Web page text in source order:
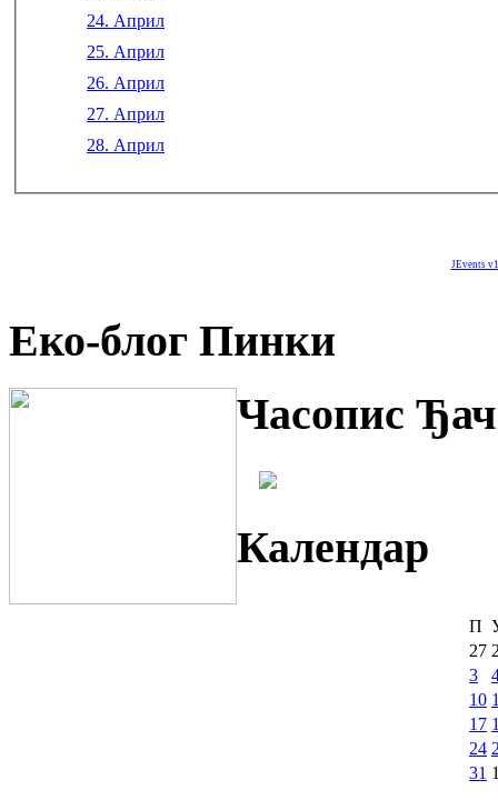
24. Април
25. Април
26. Април
27. Април
28. Април
JEvents
Еко-блог Пинки
Часопис
Календар
П
27
3
10
17
24
31